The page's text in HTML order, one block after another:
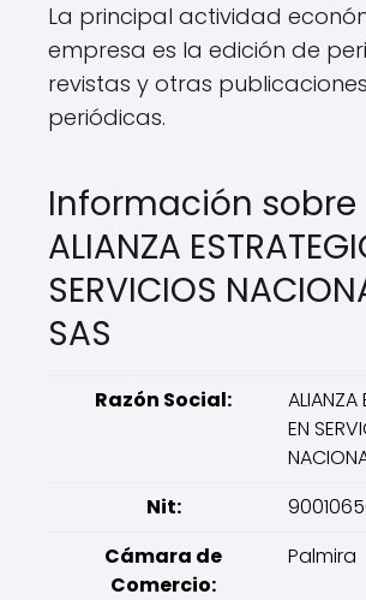
La principal actividad
empresa es la edición de
revistas y otras publicaciones
periódicas.
Información sobre
ALIANZA
SERVICIOS
SAS
Razón Social:
ALIANZA
EN
Nit:
Cámara de
Comercio:
Palmira